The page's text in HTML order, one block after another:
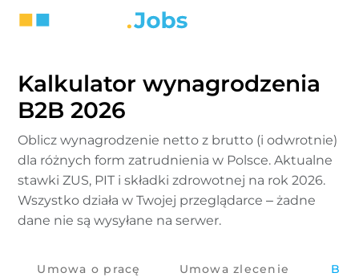
Kalkulator wynagrodzenia
B2B 2026
Oblicz wynagrodzenie netto z brutto (i odwrotnie)
dla różnych form zatrudnienia w Polsce. Aktualne
stawki ZUS, PIT i składki zdrowotnej na rok 2026.
Wszystko działa w Twojej przeglądarce – żadne
dane nie są wysyłane na serwer.
Umowa o pracę Umowa zlecenie B2B